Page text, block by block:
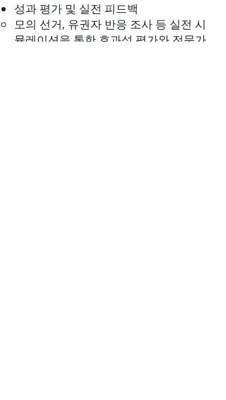
성과 평가 및 실전 피드백
모의 선거, 유권자 반응 조사 등 실전 시
뮬레이션을 통한 효과성 평가와 전문가